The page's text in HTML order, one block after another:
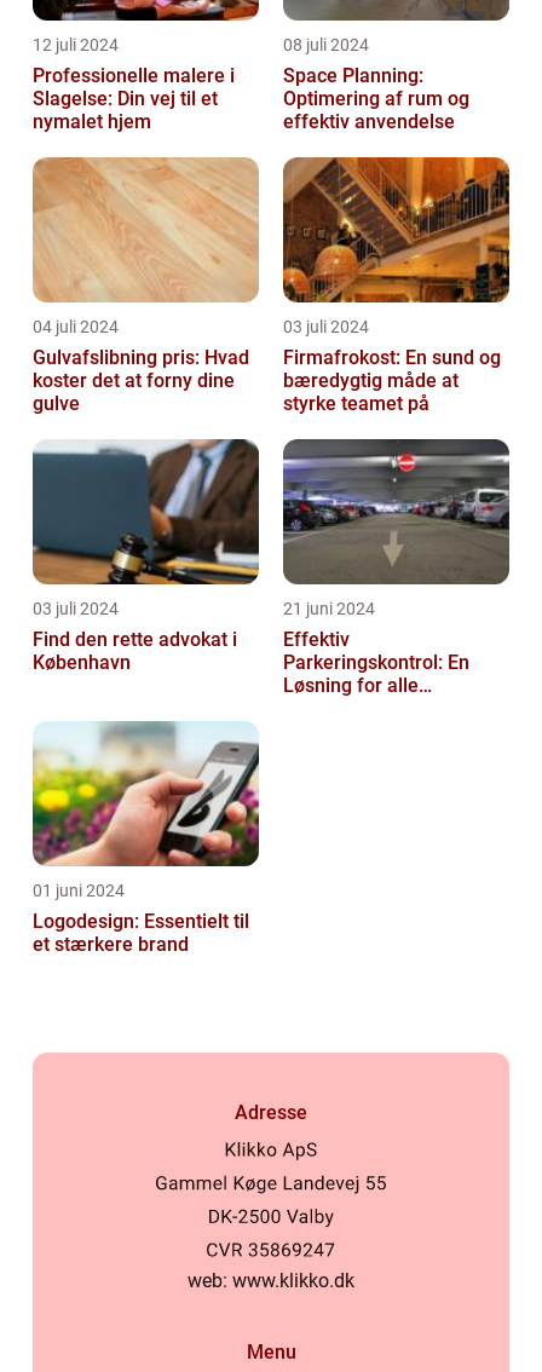
12 juli 2024
Professionelle malere i
Slagelse: Din vej til et
nymalet hjem
08 juli 2024
Space Planning:
Optimering af rum og
effektiv anvendelse
04 juli 2024
Gulvafslibning pris: Hvad
koster det at forny dine
gulve
03 juli 2024
Firmafrokost: En sund og
bæredygtig måde at
styrke teamet på
03 juli 2024
Find den rette advokat i
København
21 juni 2024
Effektiv
Parkeringskontrol: En
Løsning for alle
01 juni 2024
Logodesign: Essentielt til
et stærkere brand
Adresse
web: www.klikko.dk
Menu